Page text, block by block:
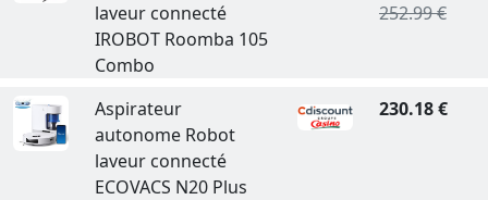
laveur connecté
IROBOT Roomba 105
Combo
252.99 €
Aspirateur
autonome Robot
laveur connecté
ECOVACS N20 Plus
230.18 €